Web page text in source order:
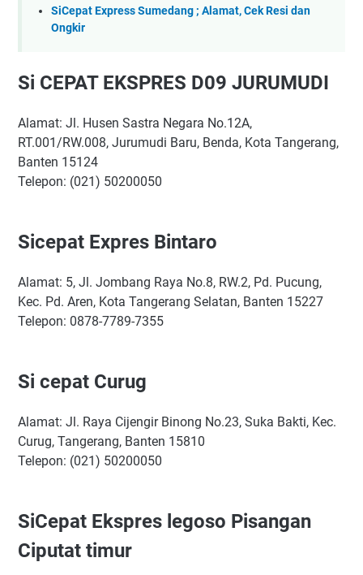
SiCepat Express Sumedang ; Alamat, Cek Resi dan
Ongkir
Si CEPAT EKSPRES D09 JURUMUDI
Alamat: Jl. Husen Sastra Negara No.12A,
RT.001/RW.008, Jurumudi Baru, Benda, Kota Tangerang,
Banten 15124
Telepon: (021) 50200050
Sicepat Expres Bintaro
Alamat: 5, Jl. Jombang Raya No.8, RW.2, Pd. Pucung,
Kec. Pd. Aren, Kota Tangerang Selatan, Banten 15227
Telepon: 0878-7789-7355
Si cepat Curug
Alamat: Jl. Raya Cijengir Binong No.23, Suka Bakti, Kec.
Curug, Tangerang, Banten 15810
Telepon: (021) 50200050
SiCepat Ekspres legoso Pisangan
Ciputat timur